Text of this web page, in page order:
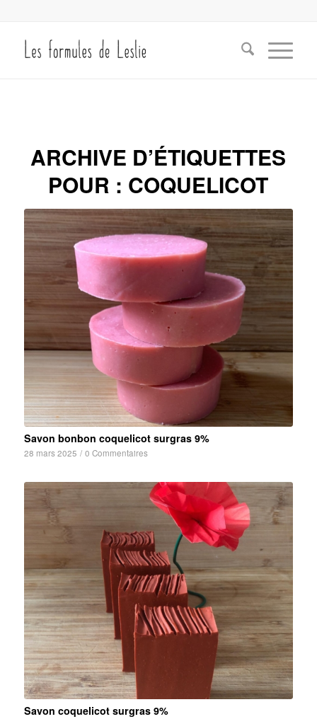
ARCHIVE D’ÉTIQUETTES
POUR : COQUELICOT
Savon bonbon coquelicot surgras 9%
28 mars 2025 / 0 Commentaires
Savon coquelicot surgras 9%